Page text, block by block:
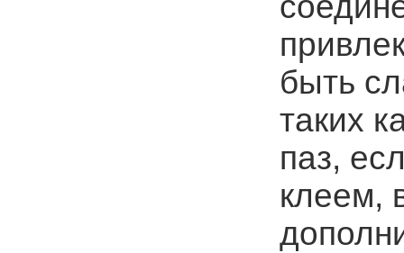
быть
таких
паз,
клеем,